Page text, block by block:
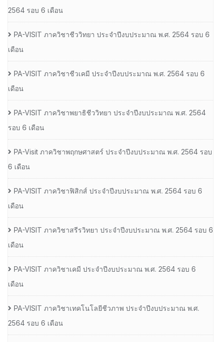
2564 รอบ 6 เดือน
PA-VISIT ภาควิชาชีววิทยา ประจำปีงบประมาณ พ.ศ. 2564 รอบ 6
เดือน
PA-VISIT ภาควิชาชีวเคมี ประจำปีงบประมาณ พ.ศ. 2564 รอบ 6
เดือน
PA-VISIT ภาควิชาพยาธิชีววิทยา ประจำปีงบประมาณ พ.ศ. 2564
รอบ 6 เดือน
PA-Visit ภาควิชาพฤกษศาสตร์ ประจำปีงบประมาณ พ.ศ. 2564 รอบ
6 เดือน
PA-VISIT ภาควิชาฟิสิกส์ ประจำปีงบประมาณ พ.ศ. 2564 รอบ 6
เดือน
PA-VISIT ภาควิชาสรีรวิทยา ประจำปีงบประมาณ พ.ศ. 2564 รอบ 6
เดือน
PA-VISIT ภาควิชาเคมี ประจำปีงบประมาณ พ.ศ. 2564 รอบ 6
เดือน
PA-VISIT ภาควิชาเทคโนโลยีชีวภาพ ประจำปีงบประมาณ พ.ศ.
2564 รอบ 6 เดือน